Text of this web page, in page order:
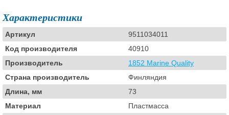
Характеристики
Артикул
9511034011
Код производителя
40910
Производитель
1852 Marine Quality
Страна производитель
Финляндия
Длина, мм
73
Материал
Пластмасса